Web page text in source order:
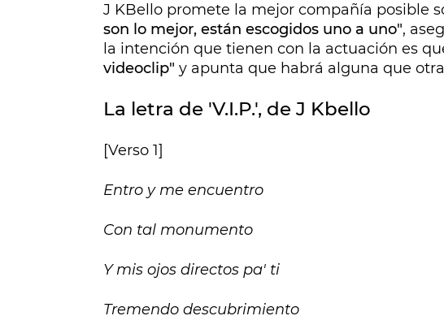
J KBello promete la mejor compañía posible
son lo mejor, están escogidos uno a uno",
la intención que tienen con la actuación es
videoclip" y apunta que habrá alguna que
La letra de 'V.I.P.', de J Kbello
[Verso 1]
Entro y me encuentro
Con tal monumento
Y mis ojos directos pa' ti
Tremendo descubrimiento